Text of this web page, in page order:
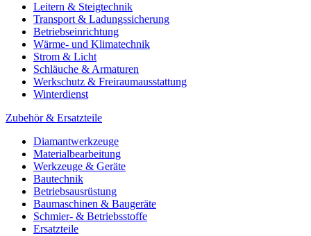
Leitern & Steigtechnik
Transport & Ladungssicherung
Betriebseinrichtung
Wärme- und Klimatechnik
Strom & Licht
Schläuche & Armaturen
Werkschutz & Freiraumausstattung
Winterdienst
Zubehör & Ersatzteile
Diamantwerkzeuge
Materialbearbeitung
Werkzeuge & Geräte
Bautechnik
Betriebsausrüstung
Baumaschinen & Baugeräte
Schmier- & Betriebsstoffe
Ersatzteile